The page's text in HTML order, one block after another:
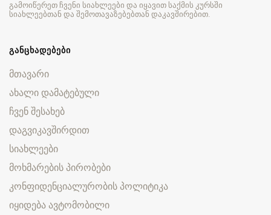
გამოიწერეთ ჩვენი სიახლეები და იყავით საქმის კურსში
სიახლეებთან და შემოთავაზებებთან დაკავშირებით.
ᲒᲐᲜᲪᲮᲐᲓᲔᲑᲔᲑᲘ
მთავარი
ახალი დამატებული
ჩვენ შესახებ
დაგვიკავშირდით
სიახლეები
მოხმარების პირობები
კონფიდენციალურობის პოლიტიკა
იყიდება ავტომობილი